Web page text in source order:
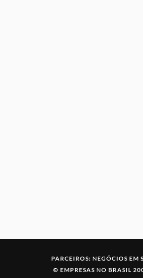
PARCEIROS: NEGÓCIOS EM
© EMPRESAS NO BRASIL